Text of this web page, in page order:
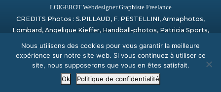
LOIGEROT Webdesigner Graphiste Freelance
CREDITS Photos : S.PILLAUD, F. PESTELLINI, Armaphotos,
Lombard, Angelique Kieffer, Handball-photos, Patricia Sports,
Laurent Théophile, Campion, Sylvain Artu, Paage_creation,
Bertrand Delhomme, Nicolas Harvent / HBCSA, Sauvage,
PHOTO SPORT NORMANDY
Nous utilisons des cookies pour vous garantir la meilleure
expérience sur notre site web. Si vous continuez à utiliser ce
site, nous supposerons que vous en êtes satisfait.
Ok
Politique de confidentialité